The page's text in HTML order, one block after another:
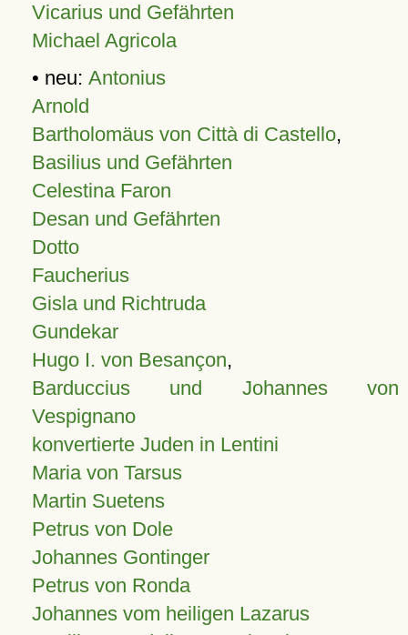
Vicarius und Gefährten
Michael Agricola
• neu: Antonius
Arnold
Bartholomäus von Città di Castello,
Basilius und Gefährten
Celestina Faron
Desan und Gefährten
Dotto
Faucherius
Gisla und Richtruda
Gundekar
Hugo I. von Besançon,
Barduccius und Johannes von
Vespignano
konvertierte Juden in Lentini
Maria von Tarsus
Martin Suetens
Petrus von Dole
Johannes Gontinger
Petrus von Ronda
Johannes vom heiligen Lazarus